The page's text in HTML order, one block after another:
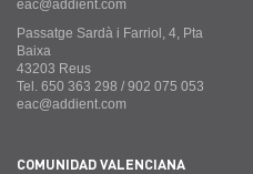
eac@addient.com
Passatge Sardà i Farriol, 4, Pta
Baixa
43203 Reus
Tel. 650 363 298 / 902 075 053
eac@addient.com
COMUNIDAD VALENCIANA